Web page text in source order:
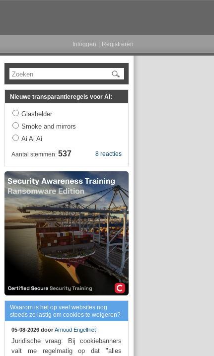
Inloggen Registreren
Zoeken
Nieuwe transparantieregels voor AI:
Glashelder
Smoke and mirrors
Ai Ai Ai
8 reacties
Aantal stemmen: 537
Waarom is het op veel websites nog
steeds zo lastig om cookies te weigeren?
05-08-2026 door Arnoud Engelfriet
Juridische vraag: Bij cookiebanners
valt me regelmatig op dat "alles